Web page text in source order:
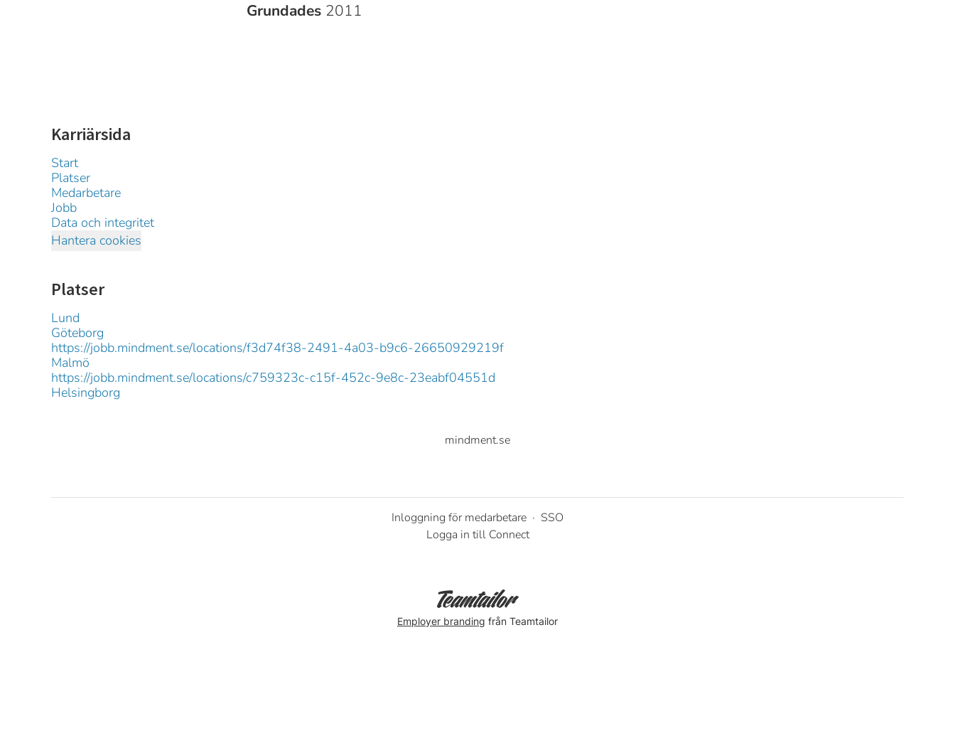
Grundades 2011
Karriärsida
Start
Platser
Medarbetare
Jobb
Data och integritet
Hantera cookies
Platser
Lund
Göteborg
https://jobb.mindment.se/locations/f3d74f38-2491-4a03-b9c6-26650929219f
Malmö
https://jobb.mindment.se/locations/c759323c-c15f-452c-9e8c-23eabf04551d
Helsingborg
mindment.se
Inloggning för medarbetare · SSO
Logga in till Connect
Employer branding från Teamtailor